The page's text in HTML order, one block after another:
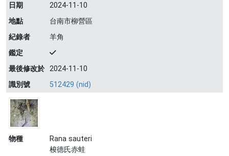
日期
2024-11-10
地點
台南市柳營區
紀錄者
羊角
鑑定
最後修改於 2024-11-10
識別號
512429 (nid)
物種
Rana sauteri
梭德氏赤蛙